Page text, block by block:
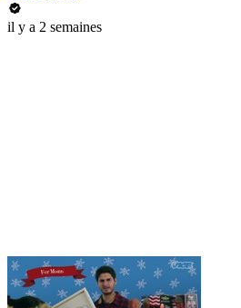
il y a 2 semaines